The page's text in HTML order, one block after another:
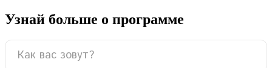
Узнай больше о программе